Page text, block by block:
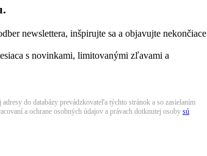
newslettera, inšpirujte sa a objavujte nekončiace
s novinkami, limitovanými zľavami a
do databázy prevádzkovateľa týchto stránok a so zasielaním
a ochrane osobných údajov a právach dotknutej osoby sú